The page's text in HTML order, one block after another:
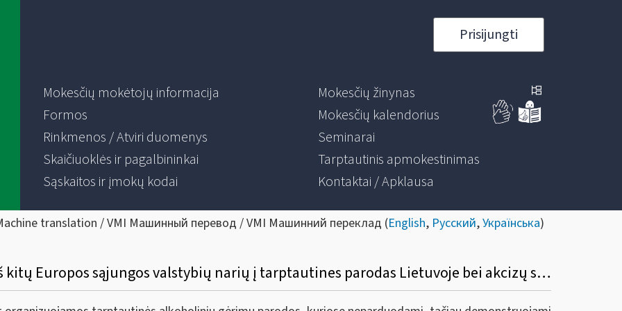
Prisijungti
Mokesčių mokėtojų informacija
Formos
Rinkmenos / Atviri duomenys
Skaičiuoklės ir pagalbininkai
Sąskaitos ir įmokų kodai
Mokesčių žinynas
Mokesčių kalendorius
Seminarai
Tarptautinis apmokestinimas
Kontaktai / Apklausa
translation / VMI Машинный перевод / VMI Машинний переклад (English, Русский,Українська)
Dėl alkoholinių gėrimų atgabenimo iš kitų Europos sąjungos valstybių narių į tarptautines parodas Lietuvoje bei akcizų sumokėjimo